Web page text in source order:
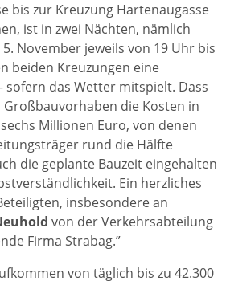
bis zur Kreuzung Hartenaugasse
ist in zwei Nächten, nämlich
November jeweils von 19 Uhr bis
beiden Kreuzungen eine
sofern das Wetter mitspielt. Dass
die Kosten in
Millionen Euro, von denen
rund die Hälfte
die geplante Bauzeit eingehalten
Ein herzliches
insbesondere an
von der Verkehrsabteilung
Firma Strabag.”
von täglich bis zu 42.300